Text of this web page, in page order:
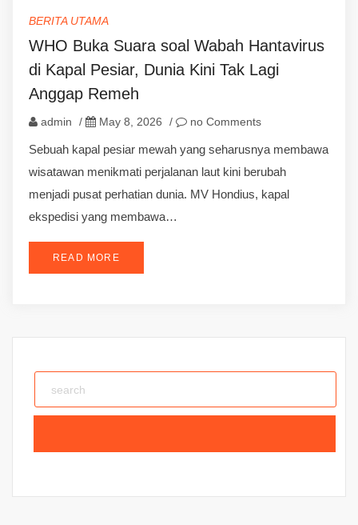
BERITA UTAMA
WHO Buka Suara soal Wabah Hantavirus
di Kapal Pesiar, Dunia Kini Tak Lagi
Anggap Remeh
admin / May 8, 2026 / no Comments
Sebuah kapal pesiar mewah yang seharusnya membawa
wisatawan menikmati perjalanan laut kini berubah
menjadi pusat perhatian dunia. MV Hondius, kapal
ekspedisi yang membawa…
READ MORE